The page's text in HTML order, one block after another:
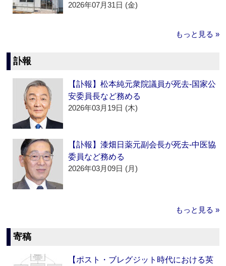
2026年07月31日 (金)
もっと見る »
訃報
【訃報】松本純元衆院議員が死去‐国家公
安委員長など務める
2026年03月19日 (木)
【訃報】漆畑日薬元副会長が死去‐中医協
委員など務める
2026年03月09日 (月)
もっと見る »
寄稿
【ポスト・ブレグジット時代における英